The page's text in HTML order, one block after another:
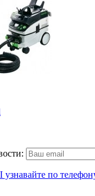
по телефону